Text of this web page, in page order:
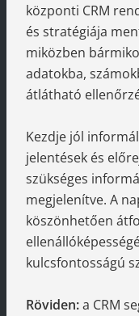
központi CRM
és stratégiája
miközben
adatokba,
átlátható
Kezdje jól
jelentések és
szükséges
megjelenítve. A
köszönhetően
kulcsfontosságú
Röviden:a CRM